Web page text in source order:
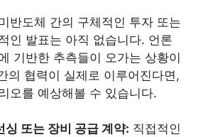
반도체 간의 구체적인 투자 또는
인 발표는 아직 없습니다. 언론
기반한 추측들이 오가는 상황이
의 협력이 실제로 이루어진다면,
오를 예상해볼 수 있습니다.
싱 또는 장비 공급 계약: 직접적인